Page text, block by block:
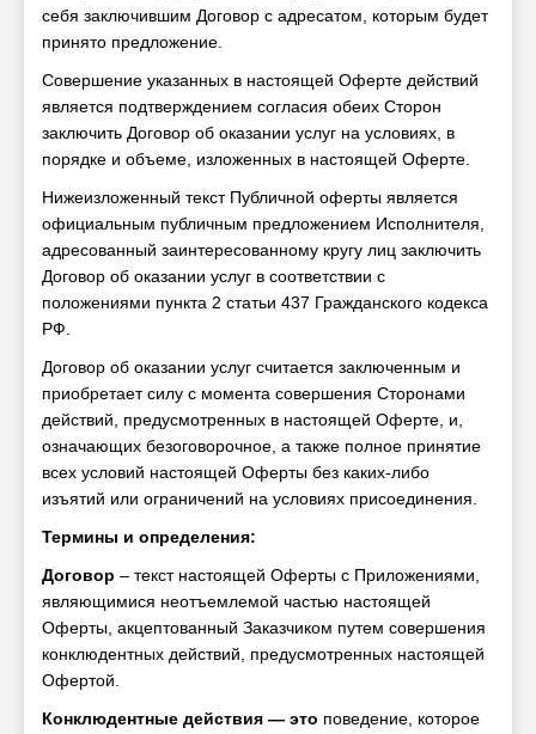
себя заключившим Договор с адресатом, которым будет
принято предложение.
Совершение указанных в настоящей Оферте действий
является подтверждением согласия обеих Сторон
заключить Договор об оказании услуг на условиях, в
порядке и объеме, изложенных в настоящей Оферте.
Нижеизложенный текст Публичной оферты является
официальным публичным предложением Исполнителя,
адресованный заинтересованному кругу лиц заключить
Договор об оказании услуг в соответствии с
положениями пункта 2 статьи 437 Гражданского кодекса
РФ.
Договор об оказании услуг считается заключенным и
приобретает силу с момента совершения Сторонами
действий, предусмотренных в настоящей Оферте, и,
означающих безоговорочное, а также полное принятие
всех условий настоящей Оферты без каких-либо
изъятий или ограничений на условиях присоединения.
Термины и определения:
Договор – текст настоящей Оферты с Приложениями,
являющимися неотъемлемой частью настоящей
Оферты, акцептованный Заказчиком путем совершения
конклюдентных действий, предусмотренных настоящей
Офертой.
Конклюдентные действия — это поведение, которое